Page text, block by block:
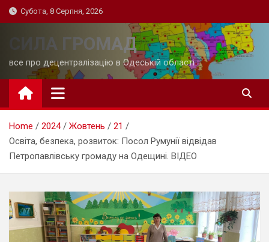
Skip
to
Субота, 8 Серпня, 2026
СИЛА ГРОМАД
все про децентралізацію в Одеській області
Home 2024 Жовтень
21
Освіта, безпека, розвиток: Посол Румунії відвідав
Петропавлівську громаду на Одещині. ВІДЕО